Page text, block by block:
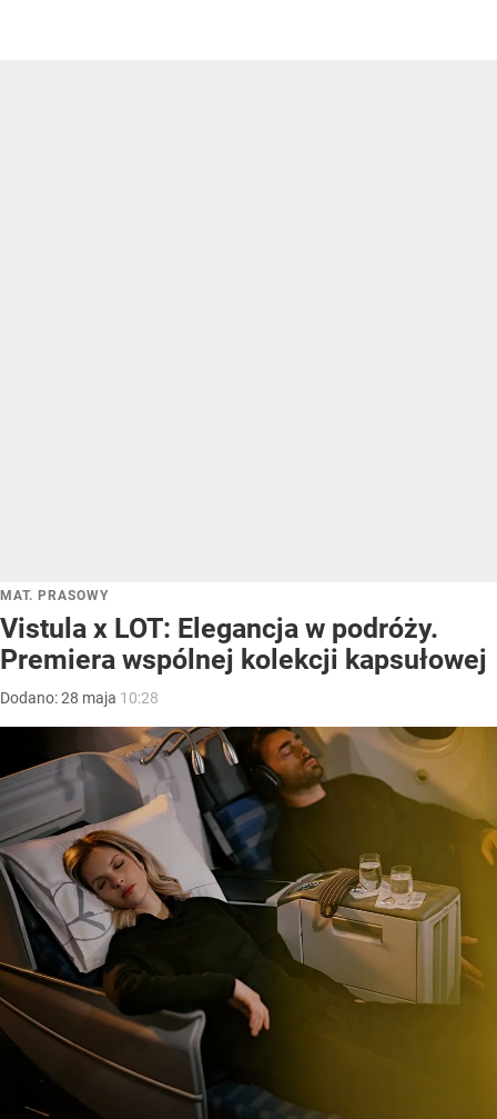
MAT. PRASOWY
Vistula x LOT: Elegancja w podróży.
Premiera wspólnej kolekcji kapsułowej
Dodano:28 maja 10:28